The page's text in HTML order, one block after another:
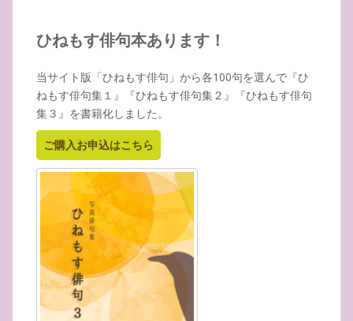
イ
ひねもす俳句本あります！
当サイト版「ひねもす俳句」から各100句を選んで『ひ
ねもす俳句集１』『ひねもす俳句集２』『ひねもす俳句
集３』を書籍化しました。
ご購入お申込はこちら